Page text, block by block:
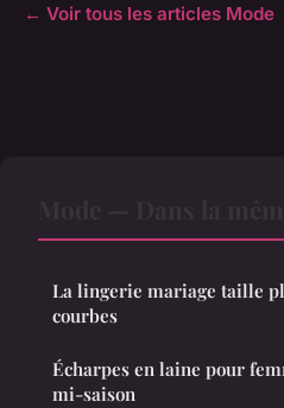
← Voir tous les articles Mode
La lingerie mariage taille
courbes
Écharpes en laine pour
mi-saison